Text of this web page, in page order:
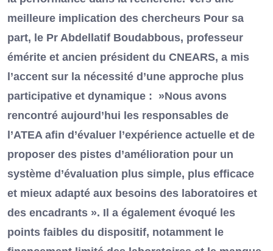
meilleure implication des chercheurs Pour sa
part, le Pr Abdellatif Boudabbous, professeur
émérite et ancien président du CNEARS, a mis
l’accent sur la nécessité d’une approche plus
participative et dynamique : »Nous avons
rencontré aujourd’hui les responsables de
l’ATEA afin d’évaluer l’expérience actuelle et de
proposer des pistes d’amélioration pour un
système d’évaluation plus simple, plus efficace
et mieux adapté aux besoins des laboratoires et
des encadrants ». Il a également évoqué les
points faibles du dispositif, notamment le